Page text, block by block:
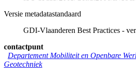
Versie metadatastandaard
GDI-Vlaanderen Best Practices -
contactpunt
Departement Mobiliteit en Openbare
Geotechniek